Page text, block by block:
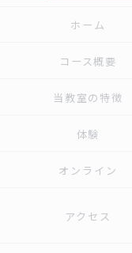
ホーム
コース概要
当教室の特徴
体験
オンライン
アクセス